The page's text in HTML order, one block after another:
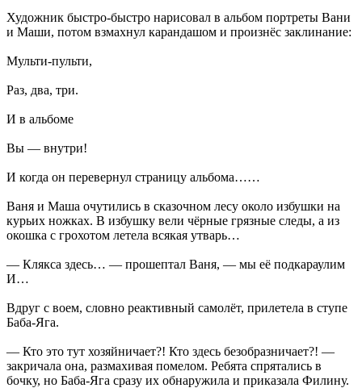
Художник быстро-быстро нарисовал в альбом портреты Вани
и Маши, потом взмахнул карандашом и произнёс за­клинание:
Мульти-пульти,
Раз, два, три.
И в альбоме
Вы — внутри!
И когда он перевернул страницу альбома……
Ваня и Маша очутились в сказочном лесу около избушки на
курьих ножках. В избушку вели чёрные грязные следы, а из
окошка с грохотом летела всякая утварь…
— Клякса здесь… — прошептал Ваня, — мы её подкараулим
И…
Вдруг с воем, словно реактивный самолёт, прилетела в ступе
Баба-Яга.
— Кто это тут хозяйничает?! Кто здесь безобразничает?! —
закричала она, размахивая помелом. Ребята спрятались в
бочку, но Баба-Яга сразу их обнаружила и приказала Филину.